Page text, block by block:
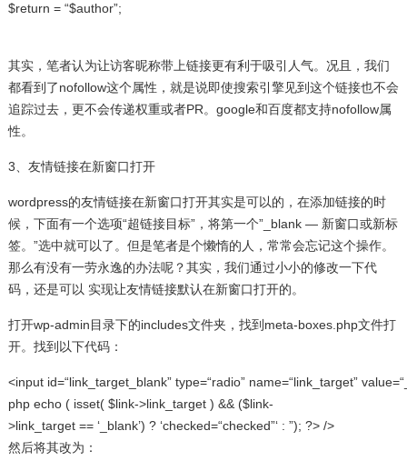
$return = “$author”;
其实，笔者认为让访客昵称带上链接更有利于吸引人气。况且，我们
都看到了nofollow这个属性，就是说即使搜索引擎见到这个链接也不会
追踪过去，更不会传递权重或者PR。google和百度都支持nofollow属
性。
3、友情链接在新窗口打开
wordpress的友情链接在新窗口打开其实是可以的，在添加链接的时
候，下面有一个选项“超链接目标”，将第一个”_blank — 新窗口或新标
签。”选中就可以了。但是笔者是个懒惰的人，常常会忘记这个操作。
那么有没有一劳永逸的办法呢？其实，我们通过小小的修改一下代
码，还是可以 实现让友情链接默认在新窗口打开的。
打开wp-admin目录下的includes文件夹，找到meta-boxes.php文件打
开。找到以下代码：
<input id=“link_target_blank” type=“radio” name=“link_target”
php echo( isset( $link->link_target ) && ($link-
>link_target == ‘_blank’) ? ‘checked=“checked”‘ : ”); ?> />
然后将其改为：